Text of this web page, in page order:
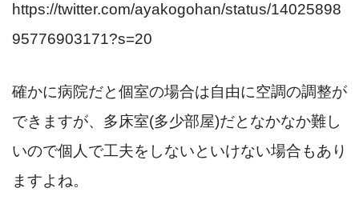
https://twitter.com/ayakogohan/status/14025898
95776903171?s=20
確かに病院だと個室の場合は自由に空調の調整が
できますが、多床室(多少部屋)だとなかなか難し
いので個人で工夫をしないといけない場合もあり
ますよね。